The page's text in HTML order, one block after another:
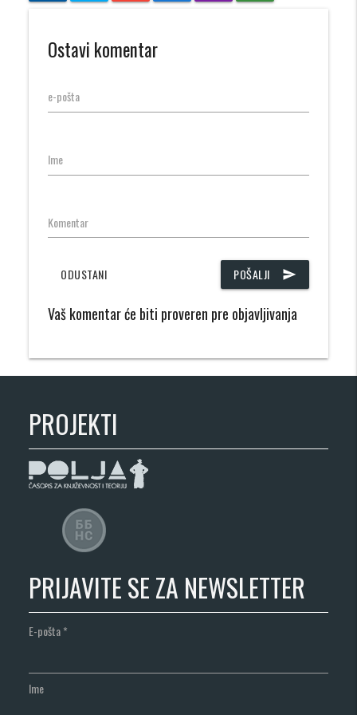
Ostavi komentar
e-pošta
Ime
Komentar
POŠALJI send
ODUSTANI
Vaš komentar će biti proveren pre objavljivanja
PROJEKTI
PRIJAVITE SE ZA NEWSLETTER
E-pošta*
Ime